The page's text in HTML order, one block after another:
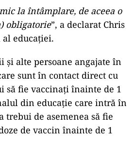
la întâmplare, de aceea o
obligatorie”, a declarat Chris
educației.
alte persoane angajate în
sunt în contact direct cu
să fie vaccinaţi înainte de 1
din educaţie care intră în
trebui de asemenea să fie
de vaccin înainte de 1